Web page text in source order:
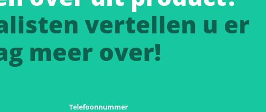
vertellen u er
meer over!
Telefoonnummer